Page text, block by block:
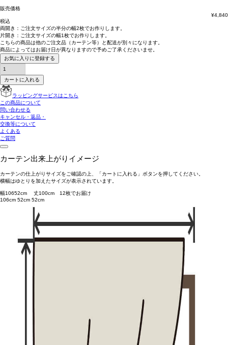
販売価格
¥4,840
税込
両開き： ご注文サイズの半分の幅2枚でお作りします。
片開き： ご注文サイズの幅1枚でお作りします。
こちらの商品は他のご注文品（カーテン等）と配送が別々 になります。
商品によってはお届け日が異なりますので予めご了承くださいませ。
お気に入りに登録する
カートに入れる
ラッピングサービスはこちら
この商品について
問い合わせる
キャンセル・返品・
交換等について
よくある
ご質問
カーテン出来上がりイメージ
カーテンの仕上がりサイズをご確認の上、「カートに入れる」ボタンを押してください。
横幅はゆとりを加えたサイズが表示されています。
幅10652cm 丈100cm 12枚でお届け
106cm 52cm 52cm